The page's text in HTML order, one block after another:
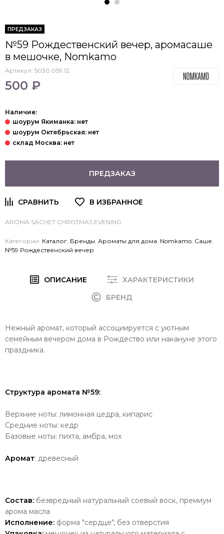
ПРЕДЗАКАЗ
№59 Рождественский вечер, аромасаше
в мешочке, Nomkamo
Артикул: 5030.059.12
500 ₽
Наличие:
ПРЕДЗАКАЗ
AROMA SACHET CHRISTMAS EVENING
Категории: Каталог Бренды Ароматы для дома Nomkamo Саше
№59 Рождественский вечер
ОПИСАНИЕ
ХАРАКТЕРИСТИКИ
БРЕНД
Нежный аромат, который ассоциируется с уютным
семейным вечером дома в Рождество или накануне этого
праздника.
Структура аромата №59:
Верхние ноты: лимонная цедра, кипарис
Средние ноты: кедр
Базовые ноты: пихта, амбра, мох
Аромат: древесный
Состав: безвредный натуральный соевый воск, премиум
арома масла
Исполнение: форма "сердце", без отверстия